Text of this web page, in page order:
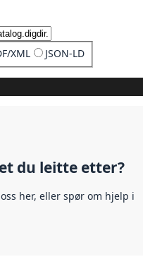
XML JSON-LD
du leitte etter?
her, eller spør om hjelp i